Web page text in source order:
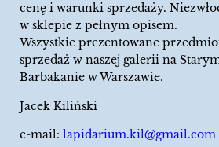
cenę i warunki sprzedaży.
w sklepie z pełnym opisem.
Wszystkie prezentowane
sprzedaż w naszej galerii na
Barbakanie w Warszawie.
Jacek Kiliński
e-mail: lapidarium.kil@gmail.com